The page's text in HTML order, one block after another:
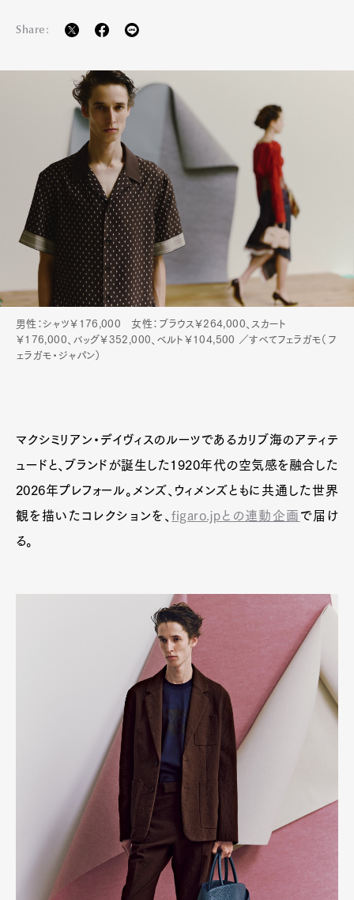
GourmetCars
CultureLifestyle
Pen Membership
Magazine
Official Columnist
About
Contact
Pen Meet
Pen international Pen tw
Share:
男性：シャツ￥176,000 女性：ブラウス￥264,000、スカート
￥176,000、バッグ￥352,000、ベルト￥104,500 ／すべてフェラガモ（フ
ェラガモ・ジャパン）
マクシミリアン・デイヴィスのルーツであるカリブ海のアティテ
ュードと、ブランドが誕生した1920年代の空気感を融合した
2026年プレフォール。メンズ、ウィメンズともに共通した世界
観を描いたコレクションを、figaro.jpとの連動企画 で届け
る。